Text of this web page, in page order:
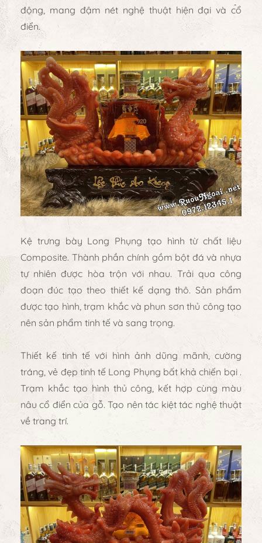
động, mang đậm nét nghệ thuật hiện đại và cổ
điển.
Kệ trưng bày Long Phụng tạo hình từ chất liệu
Composite. Thành phần chính gồm bột đá và nhựa
tự nhiên được hòa trộn với nhau. Trải qua công
đoạn đúc tạo theo thiết kế dạng thô. Sản phẩm
được tạo hình, trạm khắc và phun sơn thủ công tạo
nên sản phẩm tinh tế và sang trọng.
Thiết kế tinh tế với hình ảnh dũng mãnh, cường
tráng, vẻ đẹp tinh tế Long Phụng bất khả chiến bại .
Trạm khắc tạo hình thủ công, kết hợp cùng màu
nâu cổ điển của gỗ. Tạo nên tác kiệt tác nghệ thuật
về trang trí.